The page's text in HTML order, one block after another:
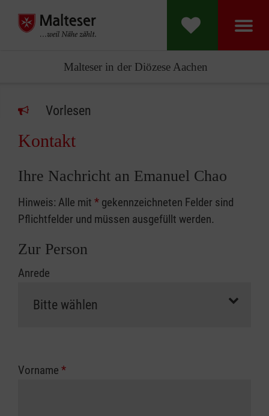
Malteser in der Diözese Aachen
Vorlesen
Kontakt
Ihre Nachricht an Emanuel Chao
Hinweis: Alle mit * gekennzeichneten Felder sind
Pflichtfelder und müssen ausgefüllt werden.
Zur Person
Anrede
Vorname *